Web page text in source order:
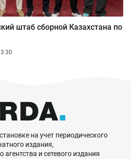
штаб сборной Казахстана по
на учет периодического
издания,
и сетевого издания